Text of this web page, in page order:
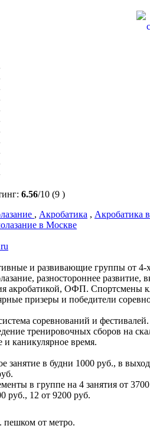
6.56/10 (9 )
, Акробатика , Акробатика
в Москве
и развивающие группы от 4-
разностороннее развитие,
акробатикой, ОФП. Спортсмены
призеры и победители
соревнований и фестивалей.
тренировочных сборов на
и каникулярное время.
занятие в будни 1000 руб., в
в группе на 4 занятия от
руб., 12 от 9200 руб.
пешком от метро.